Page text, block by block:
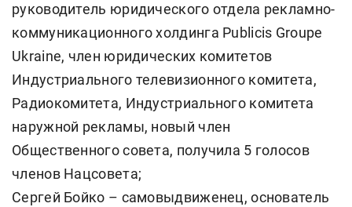
руководитель юридического отдела рекламно-
коммуникационного холдинга Publicis Groupe
Ukraine, член юридических комитетов
Индустриального телевизионного комитета,
Радиокомитета, Индустриального комитета
наружной рекламы, новый член
Общественного совета, получила 5 голосов
членов Нацсовета;
Сергей Бойко – самовыдвиженец, основатель